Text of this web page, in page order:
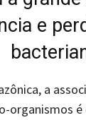
e
a
organismos é